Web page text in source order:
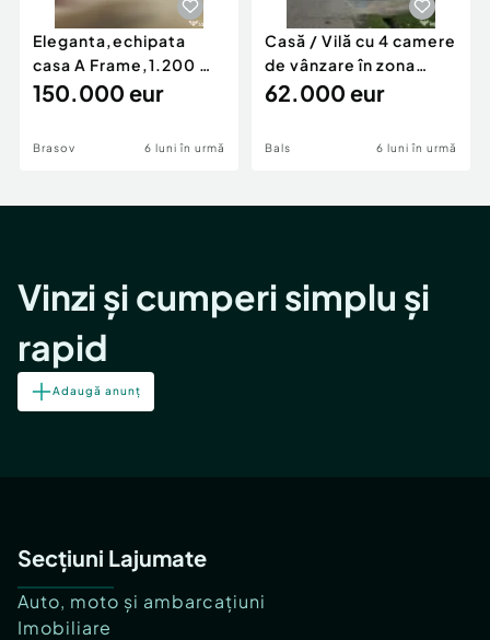
Eleganta,echipata
casa A Frame,1.200 mp
teren,deschidere Pia
150.000 eur
Brasov 6 luni în urmă
Casă / Vilă cu 4 camere
de vânzare în zona
Periferie
62.000 eur
Bals 6 luni în urmă
Vinzi și cumperi simplu și
rapid
Adaugă anunț
Secțiuni Lajumate
Auto, moto și ambarcațiuni
Imobiliare